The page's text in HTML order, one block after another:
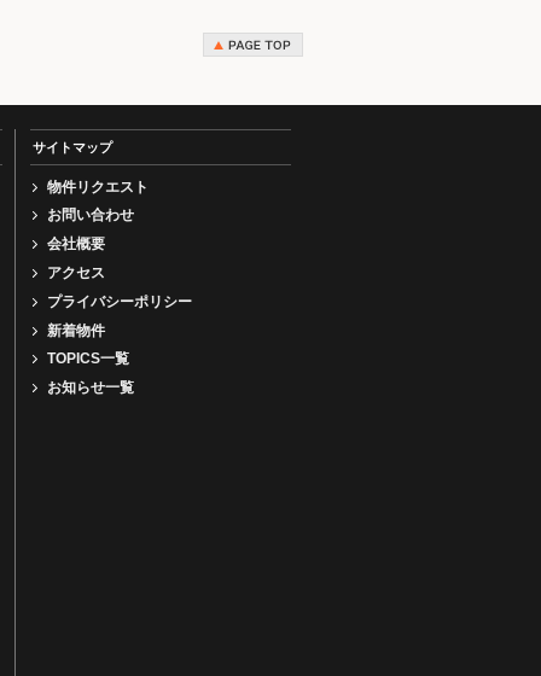
サイトマップ
物件リクエスト
お問い合わせ
会社概要
アクセス
プライバシーポリシー
新着物件
TOPICS一覧
お知らせ一覧